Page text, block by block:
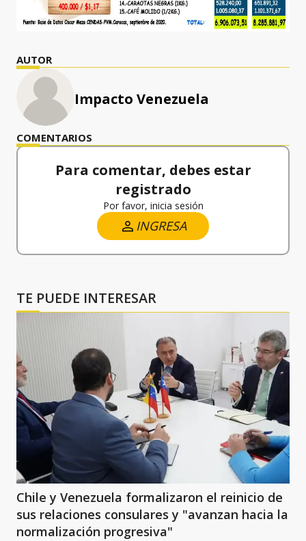
AUTOR
Impacto Venezuela
COMENTARIOS
Para comentar, debes estar
registrado
Por favor, inicia sesión
INGRESA
TE PUEDE INTERESAR
Chile y Venezuela formalizaron el reinicio de
sus relaciones consulares y "avanzan hacia la
normalización progresiva"